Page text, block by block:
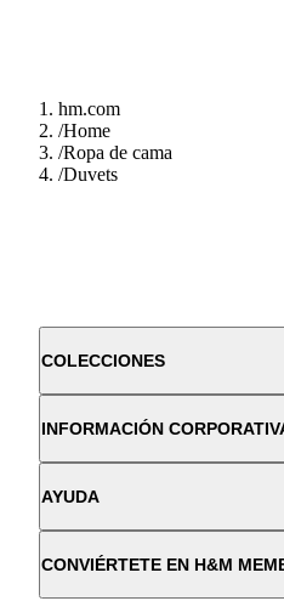
hm.com
/Home
/Ropa de cama
/Duvets
COLECCIONES
INFORMACIÓN
AYUDA
CONVIÉRTETE EN H&M